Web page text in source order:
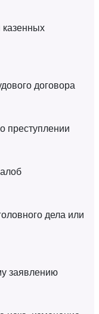
договора
преступлении
дела или
заявлению